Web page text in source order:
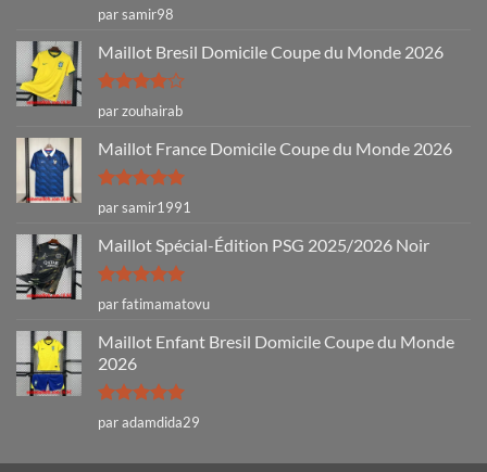
Note5sur
5
par samir98
Maillot Bresil Domicile Coupe du Monde 2026
Note4
sur 5
par zouhairab
Maillot France Domicile Coupe du Monde 2026
Note5sur
5
par samir1991
Maillot Spécial-Édition PSG 2025/2026 Noir
Note5sur
5
par fatimamatovu
Maillot Enfant Bresil Domicile Coupe du Monde
2026
Note5sur
5
par adamdida29